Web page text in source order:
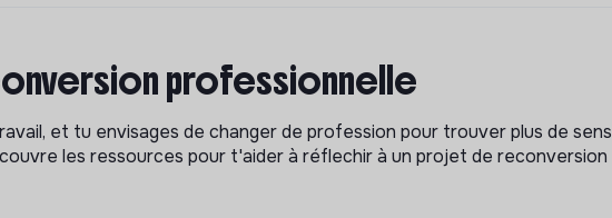
professionnelle
et tu envisages de changer de profession pour trouver plus de sens
les ressources pour t'aider à réflechir à un projet de reconversion